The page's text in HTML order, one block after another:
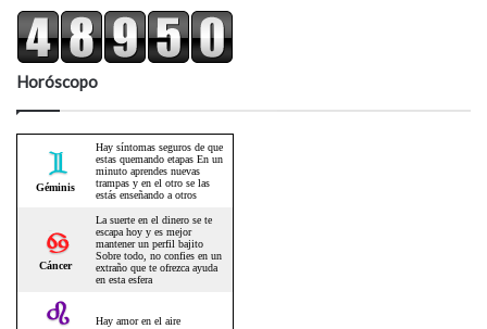
Horóscopo